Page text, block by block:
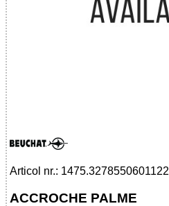
Articol nr.: 1475.3278550601122
ACCROCHE PALME